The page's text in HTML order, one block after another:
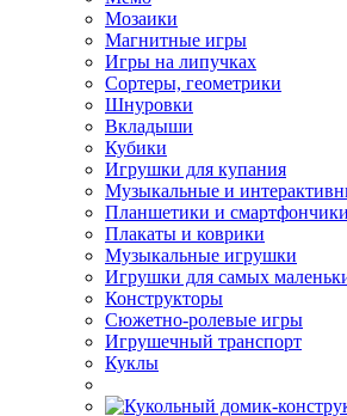
Мозаики
Магнитные игры
Игры на липучках
Сортеры, геометрики
Шнуровки
Вкладыши
Кубики
Игрушки для купания
Музыкальные и
Планшетики и смартфончики
Плакаты и коврики
Музыкальные игрушки
Игрушки для самых
Конструкторы
Сюжетно-ролевые игры
Игрушечный транспорт
Куклы